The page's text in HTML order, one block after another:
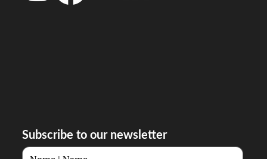
Subscribe to our newsletter